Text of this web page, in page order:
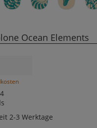
Ocean Elements
2-3 Werktage